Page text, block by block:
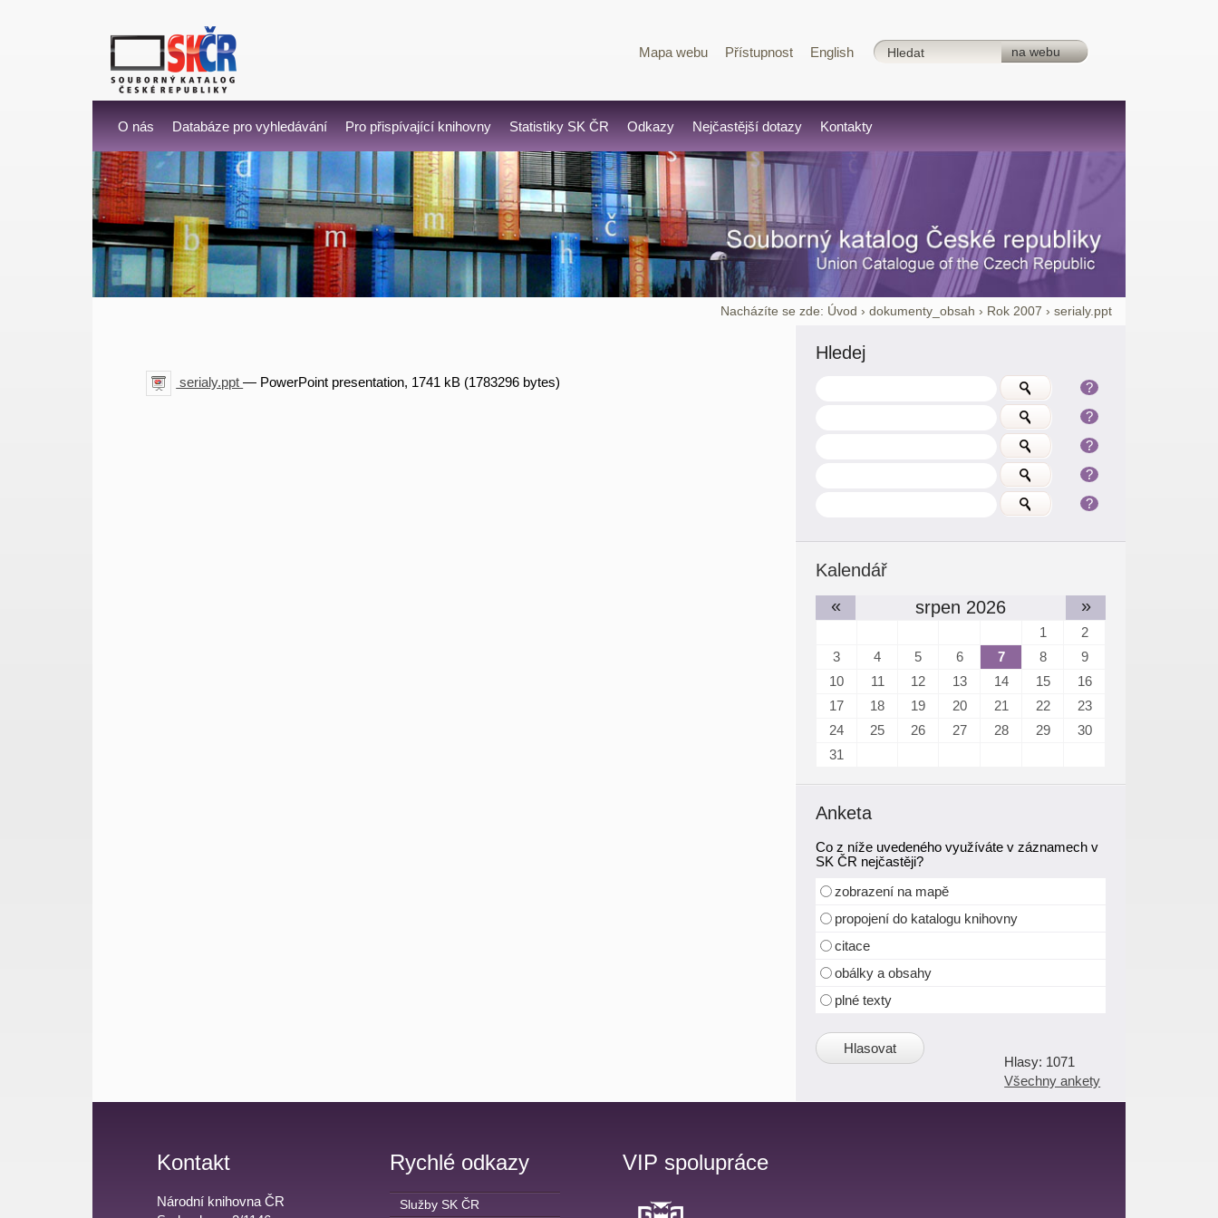
Mapa webu Přístupnost English
O nás Databáze pro vyhledávání Pro přispívající knihovny Statistiky SK ČR Odkazy Nejčastější dotazy Kontakty
Nacházíte se zde: Úvod ›dokumenty_obsah › Rok 2007 ›serialy.ppt
serialy.ppt— PowerPoint presentation, 1741 kB (1783296 bytes)
Hledej
?
?
?
?
?
Kalendář
«
srpen 2026 »
1
2
3
4 5 6 7 8
9
10
11 12 13 14 15
16
17
18 19 20 21 22
23
24
25 26 27 28 29
30
31
Anketa
Co z níže uvedeného využíváte v záznamech v
SK ČR nejčastěji?
zobrazení na mapě
propojení do katalogu knihovny
citace
obálky a obsahy
plné texty
1071
Všechny ankety
Kontakt
Národní knihovna ČR
Rychlé odkazy
Služby SK ČR
VIP spolupráce